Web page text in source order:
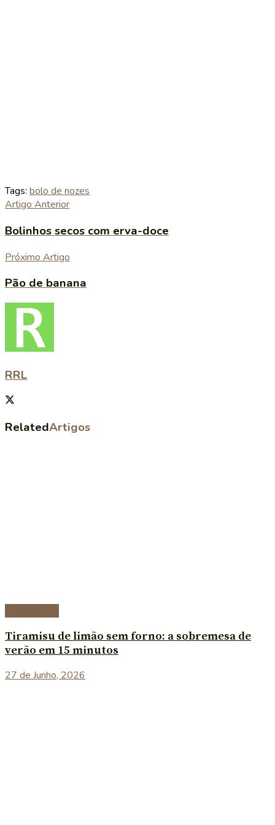
Tags: bolo de nozes
Artigo Anterior
Bolinhos secos com erva-doce
Próximo Artigo
Pão de banana
RRL
RelatedArtigos
Tiramisu de limão sem forno: a sobremesa de
verão em 15 minutos
27 de Junho, 2026